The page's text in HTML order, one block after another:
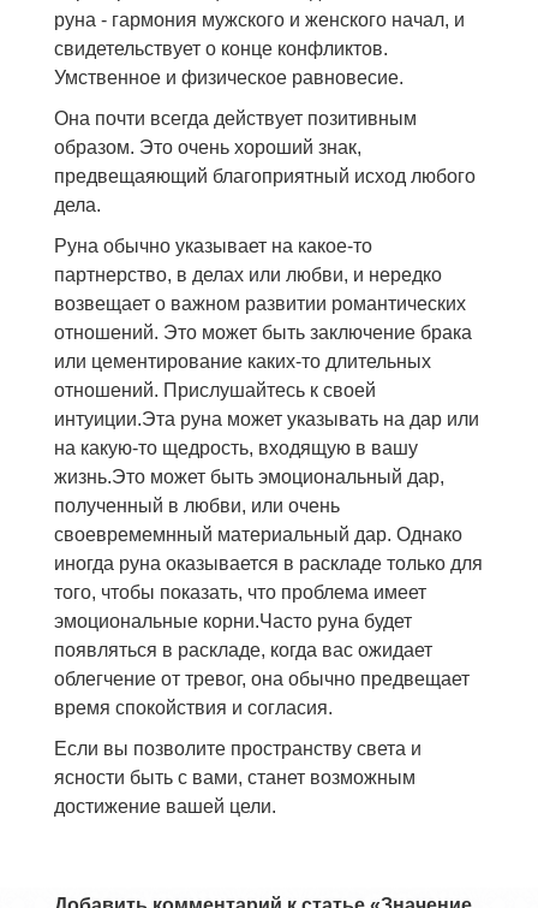
руна - гармония мужского и женского начал, и
свидетельствует о конце конфликтов.
Умственное и физическое равновесие.
Она почти всегда действует позитивным
образом. Это очень хороший знак,
предвещаяющий благоприятный исход любого
дела.
Руна обычно указывает на какое-то
партнерство, в делах или любви, и нередко
возвещает о важном развитии романтических
отношений. Это может быть заключение брака
или цементирование каких-то длительных
отношений. Прислушайтесь к своей
интуиции.Эта руна может указывать на дар или
на какую-то щедрость, входящую в вашу
жизнь.Это может быть эмоциональный дар,
полученный в любви, или очень
своевремемнный материальный дар. Однако
иногда руна оказывается в раскладе только для
того, чтобы показать, что проблема имеет
эмоциональные корни.Часто руна будет
появляться в раскладе, когда вас ожидает
облегчение от тревог, она обычно предвещает
время спокойствия и согласия.
Если вы позволите пространству света и
ясности быть с вами, станет возможным
достижение вашей цели.